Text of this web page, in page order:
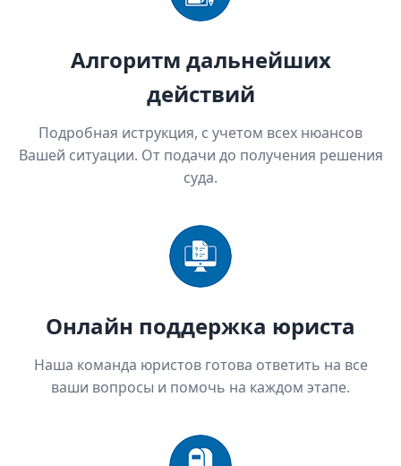
Алгоритм дальнейших
действий
Подробная иструкция, с учетом всех нюансов
Вашей ситуации. От подачи до получения решения
суда.
Онлайн поддержка юриста
Наша команда юристов готова ответить на все
ваши вопросы и помочь на каждом этапе.